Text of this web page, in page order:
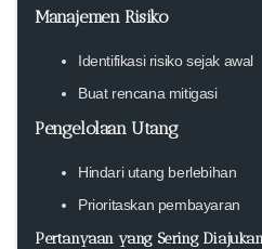
Manajemen Risiko
Identifikasi risiko sejak awal
Buat rencana mitigasi
Pengelolaan Utang
Hindari utang berlebihan
Prioritaskan pembayaran
Pertanyaan yang Sering